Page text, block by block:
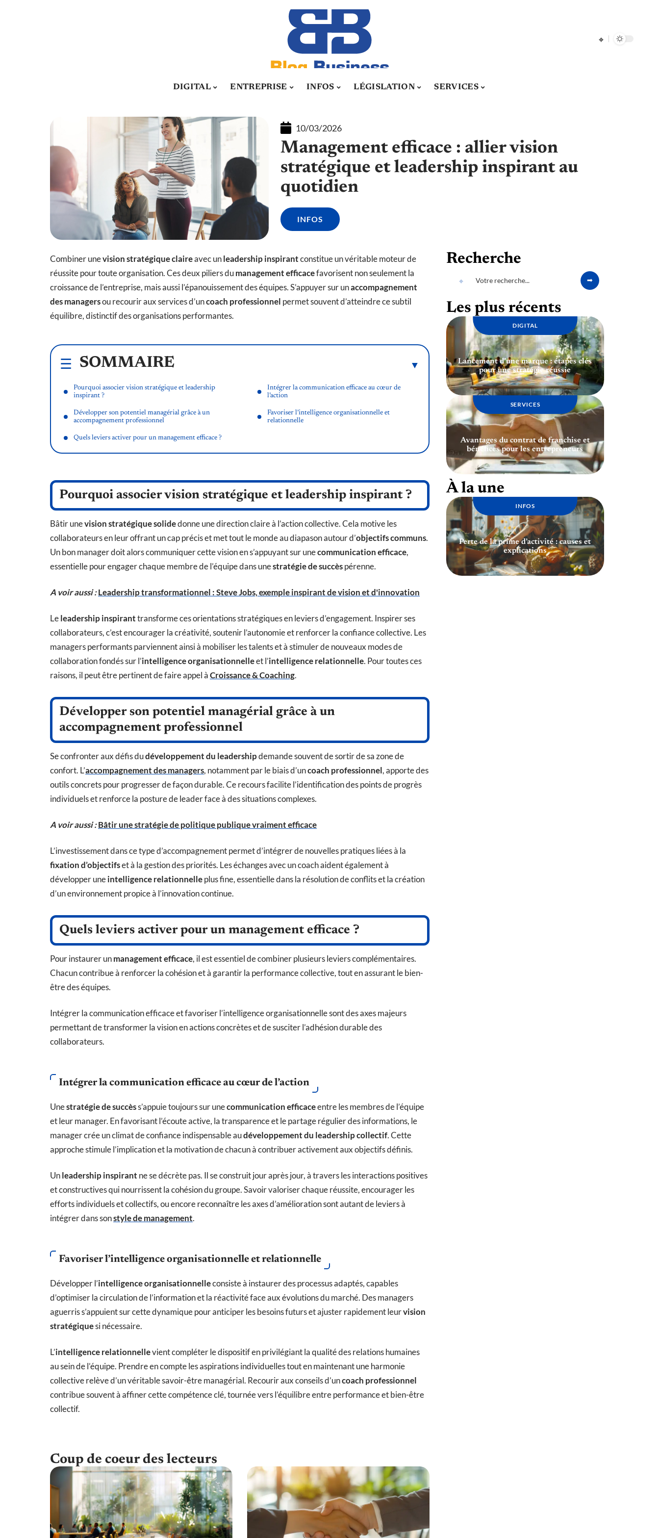
DIGITAL ENTREPRISE INFOS LÉGISLATION SERVICES
10/03/2026
Management efficace : allier vision
stratégique et leadership inspirant au
quotidien
INFOS
Combiner unevision stratégique claireavec unleadership inspirantconstitue un véritable moteur de
réussite pour toute organisation. Ces deux piliers dumanagement efficacefavorisent non seulement la
croissance de l’entreprise, mais aussi l’épanouissement des équipes. S’appuyer sur unaccompagnement
des managersou recourir aux services d’uncoach professionnel permet souvent d’atteindre ce subtil
équilibre, distinctif des organisations performantes.
SOMMAIRE
Pourquoi associer vision stratégique et leadership
inspirant ?
Développer son potentiel managérial grâce à un
accompagnement professionnel
Quels leviers activer pour un management efficace ?
Intégrer la communication efficace au cœur de
l’action
Favoriser l’intelligence organisationnelle et
relationnelle
Pourquoi associer vision stratégique et leadership inspirant ?
Bâtir unevision stratégique solidedonne une direction claire à l’action collective. Cela motive les
collaborateurs en leur offrant un cap précis et met tout le monde au diapason autour d’objectifs communs.
Un bon manager doit alors communiquer cette vision en s’appuyant sur unecommunication efficace,
essentielle pour engager chaque membre de l’équipe dans unestratégie de succèspérenne.
A voir aussi :Leadership transformationnel : Steve Jobs, exemple inspirant de vision et d'innovation
Leleadership inspiranttransforme ces orientations stratégiques en leviers d’engagement. Inspirer ses
collaborateurs, c’est encourager la créativité, soutenir l’autonomie et renforcer la confiance collective. Les
managers performants parviennent ainsi à mobiliser les talents et à stimuler de nouveaux modes de
collaboration fondés sur l’intelligence organisationnelleet l’intelligence relationnelle. Pour toutes ces
raisons, il peut être pertinent de faire appel àCroissance & Coaching.
Développer son potentiel managérial grâce à un
accompagnement professionnel
Se confronter aux défis dudéveloppement du leadershipdemande souvent de sortir de sa zone de
confort. L’accompagnement des managers, notamment par le biais d’uncoach professionnel, apporte des
outils concrets pour progresser de façon durable. Ce recours facilite l’identification des points de progrès
individuels et renforce la posture de leader face à des situations complexes.
A voir aussi :Bâtir une stratégie de politique publique vraiment efficace
L’investissement dans ce type d’accompagnement permet d’intégrer de nouvelles pratiques liées à la
fixation d’objectifset à la gestion des priorités. Les échanges avec un coach aident également à
développer uneintelligence relationnelleplus fine, essentielle dans la résolution de conflits et la création
d’un environnement propice à l’innovation continue.
Quels leviers activer pour un management efficace ?
Pour instaurer unmanagement efficace, il est essentiel de combiner plusieurs leviers complémentaires.
Chacun contribue à renforcer la cohésion et à garantir la performance collective, tout en assurant le bien-
être des équipes.
Intégrer la communication efficace et favoriser l’intelligence organisationnelle sont des axes majeurs
permettant de transformer la vision en actions concrètes et de susciter l’adhésion durable des
collaborateurs.
Intégrer la communication efficace au cœur de l’action
Unestratégie de succèss’appuie toujours sur unecommunication efficaceentre les membres de l’équipe
et leur manager. En favorisant l’écoute active, la transparence et le partage régulier des informations, le
manager crée un climat de confiance indispensable audéveloppement du leadership collectif. Cette
approche stimule l’implication et la motivation de chacun à contribuer activement aux objectifs définis.
Unleadership inspirant ne se décrète pas. Il se construit jour après jour, à travers les interactions positives
et constructives qui nourrissent la cohésion du groupe. Savoir valoriser chaque réussite, encourager les
efforts individuels et collectifs, ou encore reconnaître les axes d’amélioration sont autant de leviers à
intégrer dans sonstyle de management.
Favoriser l’intelligence organisationnelle et relationnelle
Développer l’intelligence organisationnelleconsiste à instaurer des processus adaptés, capables
d’optimiser la circulation de l’information et la réactivité face aux évolutions du marché. Des managers
aguerris s’appuient sur cette dynamique pour anticiper les besoins futurs et ajuster rapidement leurvision
stratégiquesi nécessaire.
L’intelligence relationnellevient compléter le dispositif en privilégiant la qualité des relations humaines
au sein de l’équipe. Prendre en compte les aspirations individuelles tout en maintenant une harmonie
collective relève d’un véritable savoir-être managérial. Recourir aux conseils d’uncoach professionnel
contribue souvent à affiner cette compétence clé, tournée vers l’équilibre entre performance et bien-être
collectif.
Coup de coeur des lecteurs
Recherche
Les plus récents
DIGITAL
Lancement d’une marque : étapes clés
pour une stratégie réussie
SERVICES
Avantages du contrat de franchise et
bénéfices pour les entrepreneurs
À la une
INFOS
Perte de la prime d’activité : causes et
explications